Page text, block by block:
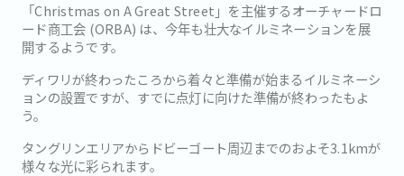
「Christmas on A Great Street」を主催するオーチャードロ
ード商工会 (ORBA) は、今年も壮大なイルミネーションを展
開するようです。
ディワリが終わったころから着々と準備が始まるイルミネーシ
ョンの設置ですが、すでに点灯に向けた準備が終わったもよ
う。
タングリンエリアからドビーゴート周辺までのおよそ3.1kmが
様々な光に彩られます。